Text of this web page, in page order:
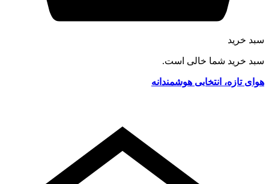
سبد خرید
سبد خرید شما خالی است.
هوای تازه، انتخابی هوشمندانه